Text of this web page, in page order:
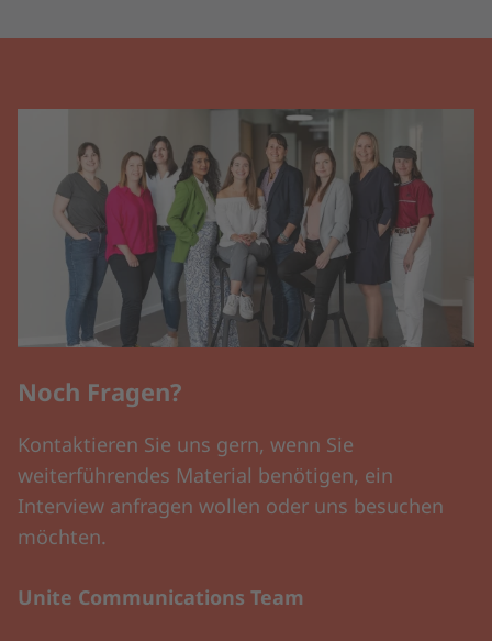
Noch Fragen?
Kontaktieren Sie uns gern, wenn Sie
weiterführendes Material benötigen, ein
Interview anfragen wollen oder uns besuchen
möchten.
Unite Communications Team